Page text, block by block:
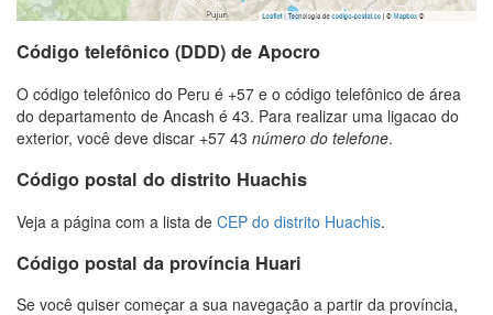
Código telefônico (DDD) de Apocro
O código telefônico do Peru é +57 e o código telefônico de área
do departamento de Ancash é 43. Para realizar uma ligacao do
exterior, você deve discar +57 43 número do telefone.
Código postal do distrito Huachis
Veja a página com a lista de CEP do distrito Huachis.
Código postal da província Huari
Se você quiser começar a sua navegação a partir da província,